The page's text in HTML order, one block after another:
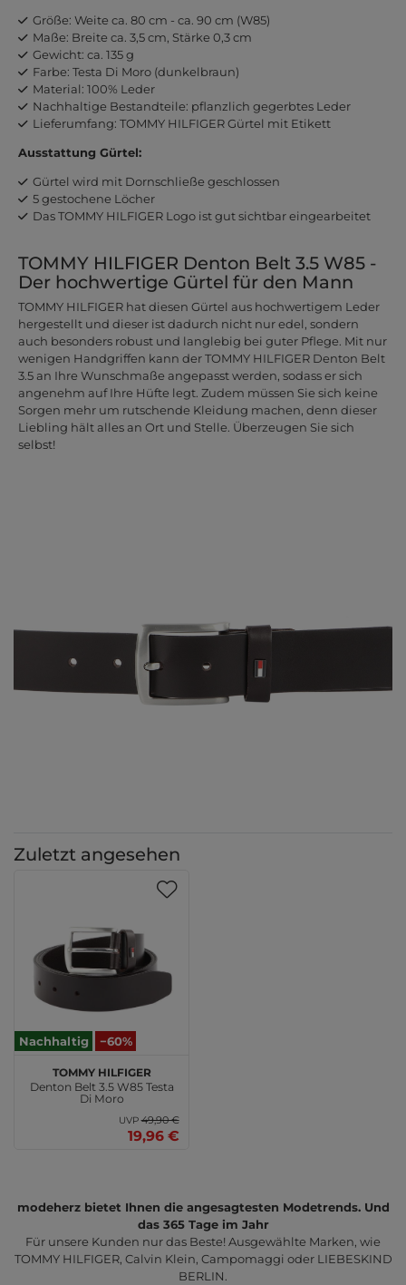
Größe: Weite ca. 80 cm - ca. 90 cm (W85)
Maße: Breite ca. 3,5 cm, Stärke 0,3 cm
Gewicht: ca. 135 g
Farbe: Testa Di Moro (dunkelbraun)
Material: 100% Leder
Nachhaltige Bestandteile: pflanzlich gegerbtes Leder
Lieferumfang: TOMMY HILFIGER Gürtel mit Etikett
Ausstattung Gürtel:
Gürtel wird mit Dornschließe geschlossen
5 gestochene Löcher
Das TOMMY HILFIGER Logo ist gut sichtbar eingearbeitet
TOMMY HILFIGER Denton Belt 3.5 W85 -
Der hochwertige Gürtel für den Mann
TOMMY HILFIGER hat diesen Gürtel aus hochwertigem Leder
hergestellt und dieser ist dadurch nicht nur edel, sondern
auch besonders robust und langlebig bei guter Pflege. Mit nur
wenigen Handgriffen kann der TOMMY HILFIGER Denton Belt
3.5 an Ihre Wunschmaße angepasst werden, sodass er sich
angenehm auf Ihre Hüfte legt. Zudem müssen Sie sich keine
Sorgen mehr um rutschende Kleidung machen, denn dieser
Liebling hält alles an Ort und Stelle. Überzeugen Sie sich
selbst!
Zuletzt angesehen
Nachhaltig −60%
TOMMY HILFIGER
Denton Belt 3.5 W85 Testa
Di Moro
UVP49,90 €
19,96 €
modeherz bietet Ihnen die angesagtesten Modetrends. Und
das 365 Tage im Jahr
Für unsere Kunden nur das Beste! Ausgewählte Marken, wie
TOMMY HILFIGER, Calvin Klein, Campomaggi oder LIEBESKIND
BERLIN.